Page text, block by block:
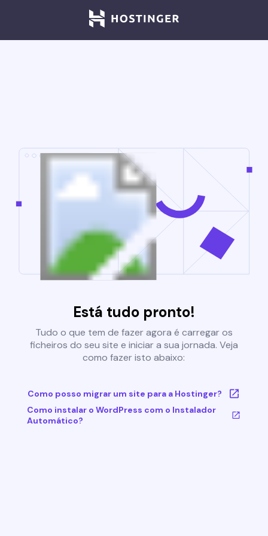
Está tudo pronto!
Tudo o que tem de fazer agora é carregar os
ficheiros do seu site e iniciar a sua jornada. Veja
como fazer isto abaixo:
Como posso migrar um site para a Hostinger?
Como instalar o WordPress com o Instalador
Automático?